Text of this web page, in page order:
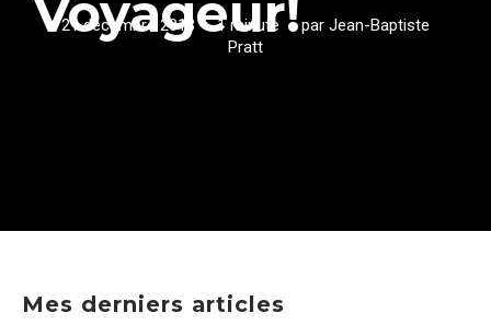
Voyageur!
21 décembre 2013 1 minute par Jean-Baptiste
Pratt
Mes derniers articles